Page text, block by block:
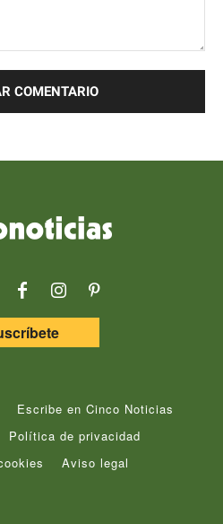
Escribe en Cinco Noticias
Política de privacidad
Aviso legal